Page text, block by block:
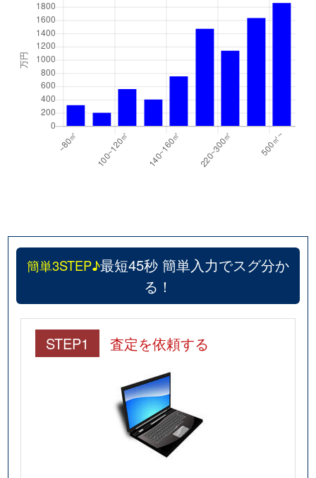
簡単3STEP♪最短45秒 簡単入力でスグ分か
る！
STEP1 査定を依頼する